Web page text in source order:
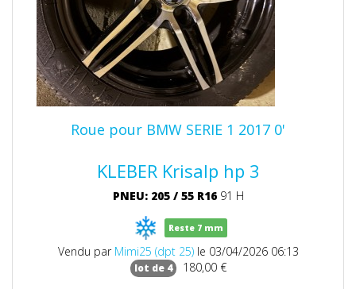
Roue pour BMW SERIE 1 2017 0'
KLEBER Krisalp hp 3
PNEU: 205 / 55 R1691 H
Reste 7 mm
Vendu par Mimi25 (dpt 25)le 03/04/2026 06:13
lot de 4 180,00 €